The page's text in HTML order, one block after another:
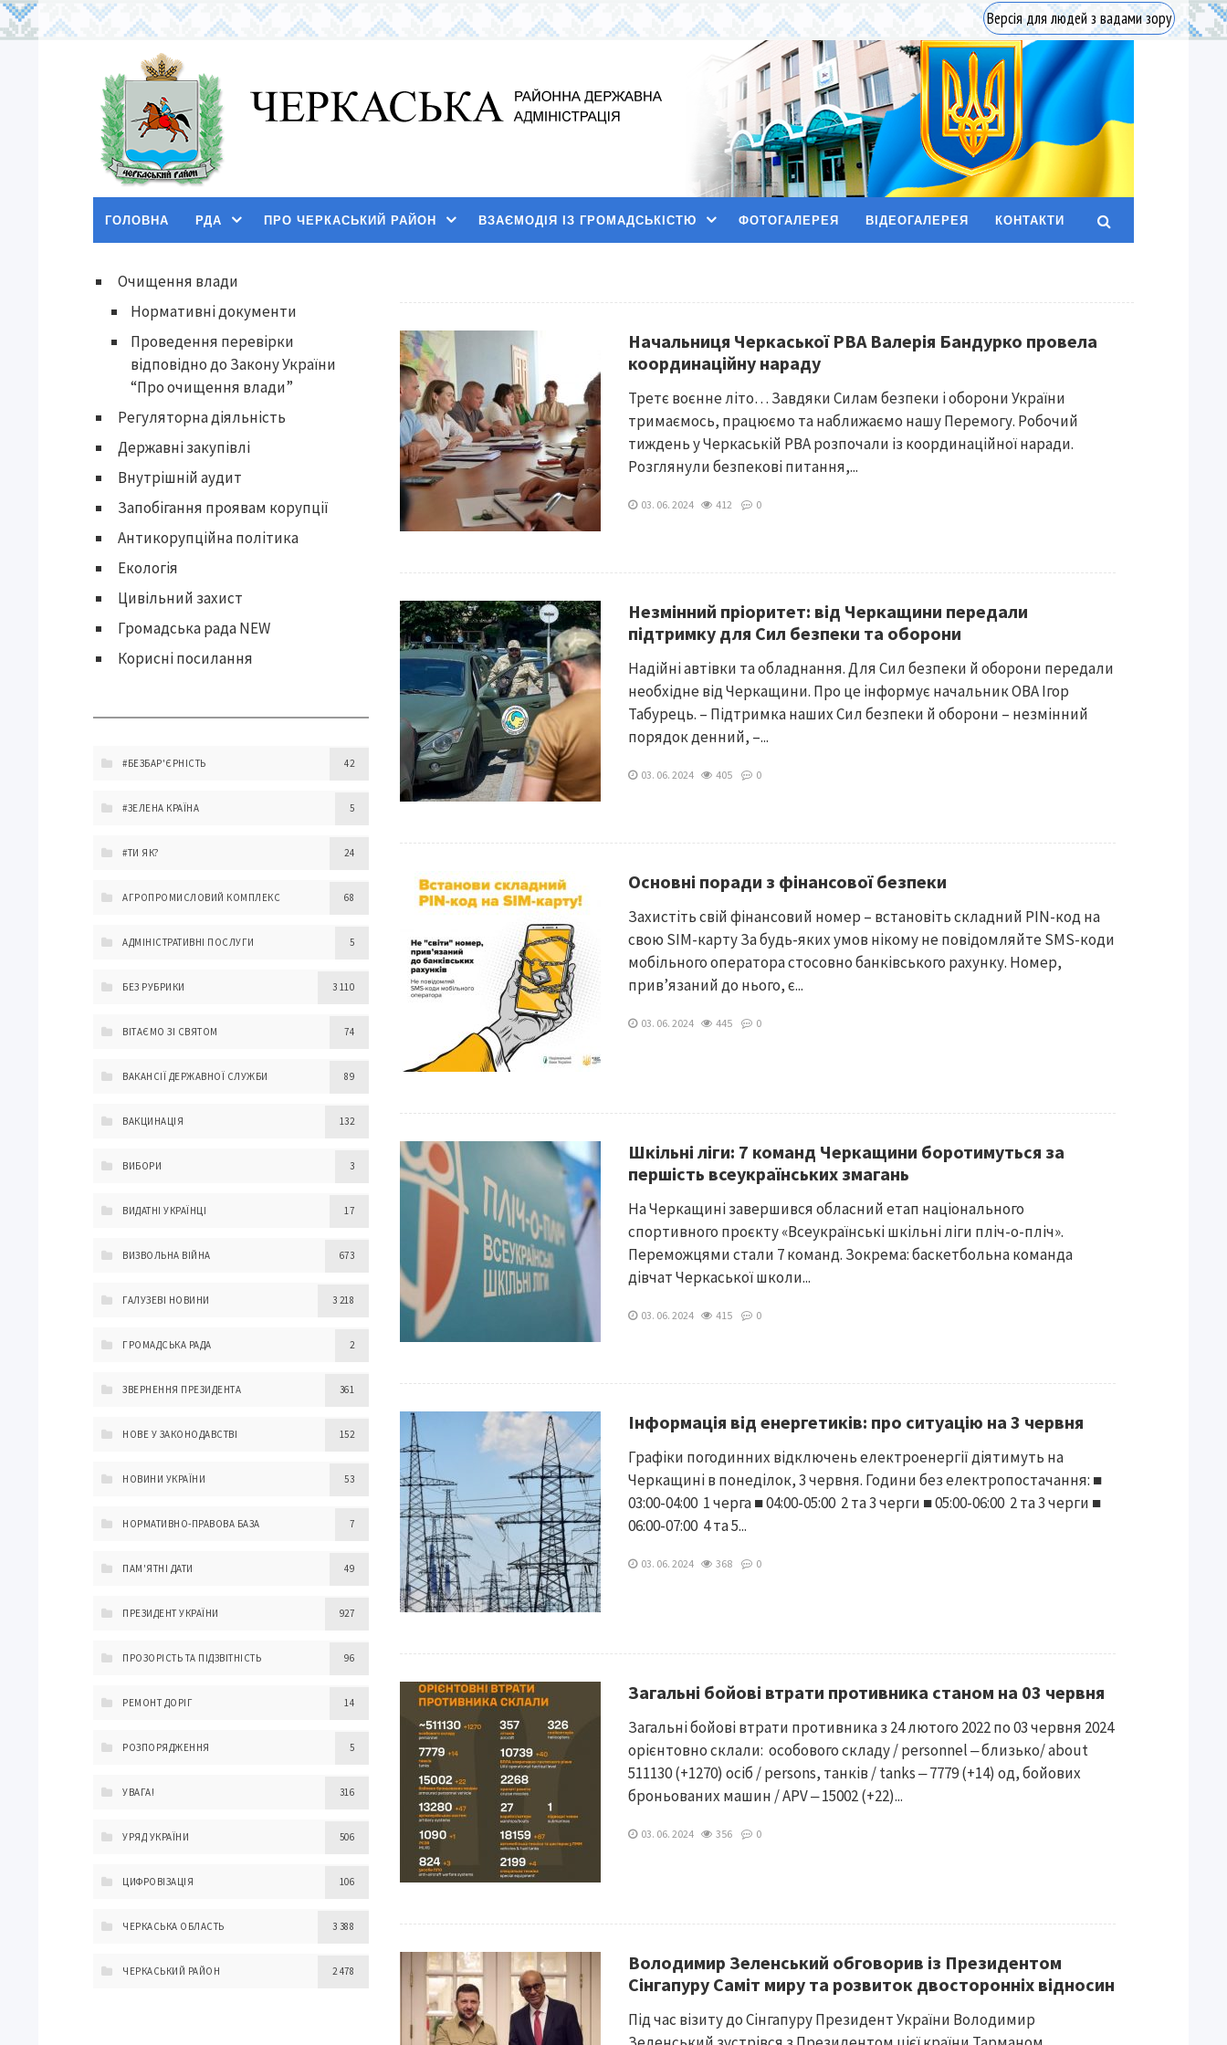
Версія для людей з вадами зору
ГОЛОВНА РДА ПРО ЧЕРКАСЬКИЙ РАЙОН ВЗАЄМОДІЯ ІЗ ГРОМАДСЬКІСТЮ ФОТОГАЛЕРЕЯ ВІДЕОГАЛЕРЕЯ КОНТАКТИ
Начальниця Черкаської РВА Валерія Бандурко провела
координаційну нараду
Третє воєнне літо… Завдяки Силам безпеки і оборони України
тримаємось, працюємо та наближаємо нашу Перемогу. Робочий
тиждень у Черкаській РВА розпочали із координаційної наради.
Розглянули безпекові питання,...
03. 06. 2024 412 0
Незмінний пріоритет: від Черкащини передали
підтримку для Сил безпеки та оборони
Надійні автівки та обладнання. Для Сил безпеки й оборони передали
необхідне від Черкащини. Про це інформує начальник ОВА Ігор
Табурець. – Підтримка наших Сил безпеки й оборони – незмінний
порядок денний, –...
03. 06. 2024 405 0
Основні поради з фінансової безпеки
Захистіть свій фінансовий номер – встановіть складний PIN-код на
свою SIM-карту За будь-яких умов нікому не повідомляйте SMS-коди
мобільного оператора стосовно банківського рахунку. Номер,
прив’язаний до нього, є...
03. 06. 2024 445 0
Шкільні ліги: 7 команд Черкащини боротимуться за
першість всеукраїнських змагань
На Черкащині завершився обласний етап національного
спортивного проєкту «Всеукраїнські шкільні ліги пліч-о-пліч».
Переможцями стали 7 команд. Зокрема: баскетбольна команда
дівчат Черкаської школи...
03. 06. 2024 415 0
Інформація від енергетиків: про ситуацію на 3 червня
Графіки погодинних відключень електроенергії діятимуть на
Черкащині в понеділок, 3 червня. Години без електропостачання: ■
03:00-04:00 1 черга ■ 04:00-05:00 2 та 3 черги ■ 05:00-06:00 2 та 3 черги ■
06:00-07:00 4 та 5...
03. 06. 2024 368 0
Загальні бойові втрати противника станом на 03 червня
Загальні бойові втрати противника з 24 лютого 2022 по 03 червня 2024
орієнтовно склали: особового складу / personnel ‒ близько/ about
511130 (+1270) осіб / persons, танків / tanks ‒ 7779 (+14) од, бойових
броньованих машин / APV ‒ 15002 (+22)...
03. 06. 2024 356 0
Володимир Зеленський обговорив із Президентом
Сінгапуру Саміт миру та розвиток двосторонніх відносин
Під час візиту до Сінгапуру Президент України Володимир
Очищення влади
Нормативні документи
Проведення перевірки
відповідно до Закону України
“Про очищення влади”
Регуляторна діяльність
Державні закупівлі
Внутрішній аудит
Запобігання проявам корупції
Антикорупційна політика
Екологія
Цивільний захист
Громадська рада NEW
Корисні посилання
#БЕЗБАР'ЄРНІСТЬ 42
#ЗЕЛЕНА КРАЇНА 5
#ТИ ЯК? 24
АГРОПРОМИСЛОВИЙ КОМПЛЕКС 68
АДМІНІСТРАТИВНІ ПОСЛУГИ 5
БЕЗ РУБРИКИ 3 110
ВІТАЄМО ЗІ СВЯТОМ 74
ВАКАНСІЇ ДЕРЖАВНОЇ СЛУЖБИ 89
ВАКЦИНАЦІЯ 132
ВИБОРИ 3
ВИДАТНІ УКРАЇНЦІ 17
ВИЗВОЛЬНА ВІЙНА 673
ГАЛУЗЕВІ НОВИНИ 3 218
ГРОМАДСЬКА РАДА 2
ЗВЕРНЕННЯ ПРЕЗИДЕНТА 361
НОВЕ У ЗАКОНОДАВСТВІ 152
НОВИНИ УКРАЇНИ 53
НОРМАТИВНО-ПРАВОВА БАЗА 7
ПАМ'ЯТНІ ДАТИ 49
ПРЕЗИДЕНТ УКРАЇНИ 927
ПРОЗОРІСТЬ ТА ПІДЗВІТНІСТЬ 96
РЕМОНТ ДОРІГ 14
РОЗПОРЯДЖЕННЯ 5
УВАГА! 316
УРЯД УКРАЇНИ 506
ЦИФРОВІЗАЦІЯ 106
ЧЕРКАСЬКА ОБЛАСТЬ 3 388
ЧЕРКАСЬКИЙ РАЙОН 2 478